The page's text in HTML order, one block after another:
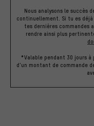
Nous analysons le succès
continuellement. Si tu es
tes dernières
rendre ainsi plus
*Valable pendant 30 jours
d'un montant de commande